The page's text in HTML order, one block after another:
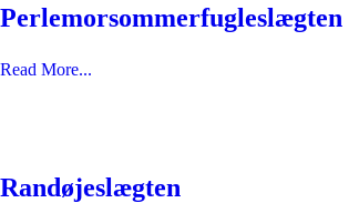
Perlemorsommerfugleslægten
Read More...
Randøjeslægten